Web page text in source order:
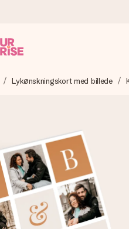
sender den lynhurtigt – så
anmeldelser)
giver os 4,7 på Google
Lykønskningskort med billede